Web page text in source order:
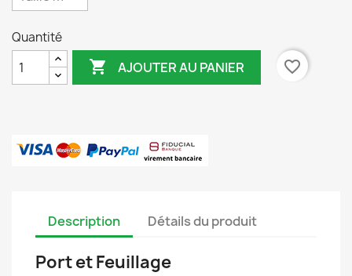
Quantité
 AJOUTER AU PANIER favorite_border
Description Détails du produit
Port et Feuillage